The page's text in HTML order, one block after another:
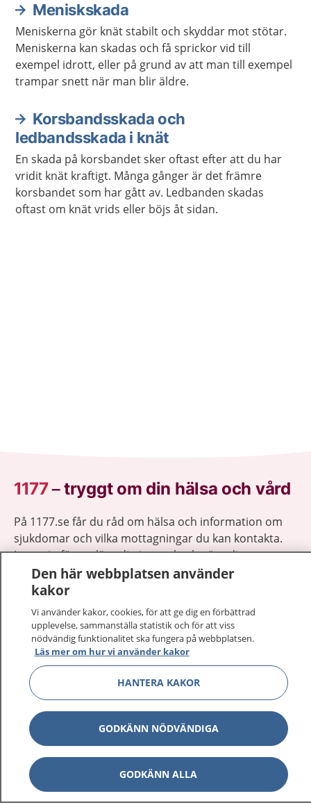
Meniskskada
Meniskerna gör knät stabilt och skyddar mot stötar.
Meniskerna kan skadas och få sprickor vid till
exempel idrott, eller på grund av att man till exempel
trampar snett när man blir äldre.
Korsbandsskada och
ledbandsskada i knät
En skada på korsbandet sker oftast efter att du har
vridit knät kraftigt. Många gånger är det främre
korsbandet som har gått av. Ledbanden skadas
oftast om knät vrids eller böjs åt sidan.
1177–tryggt om din hälsa och vård
På 1177.se får du råd om hälsa och information om
sjukdomar och vilka mottagningar du kan kontakta.
Logga in för att läsa din journal och göra dina
vårdärenden. Ring telefonnummer 1177 för
sjukvårdsrådgivning dygnet runt.
1177 ger dig råd när du vill må bättre.
1177 på flera språk Visa
Om 1177 Visa
Kontakt Visa
Den här webbplatsen använder
kakor
Vi använder kakor, cookies, för att ge dig en förbättrad
upplevelse, sammanställa statistik och för att viss
nödvändig funktionalitet ska fungera på webbplatsen.
Läs mer om hur vi använder kakor
HANTERA KAKOR
GODKÄNN NÖDVÄNDIGA
GODKÄNN ALLA